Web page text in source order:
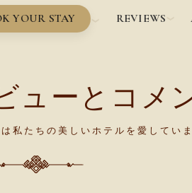
YOUR STAY REVIEWS
ューとコメ
私たちの美しいホテルを愛してい